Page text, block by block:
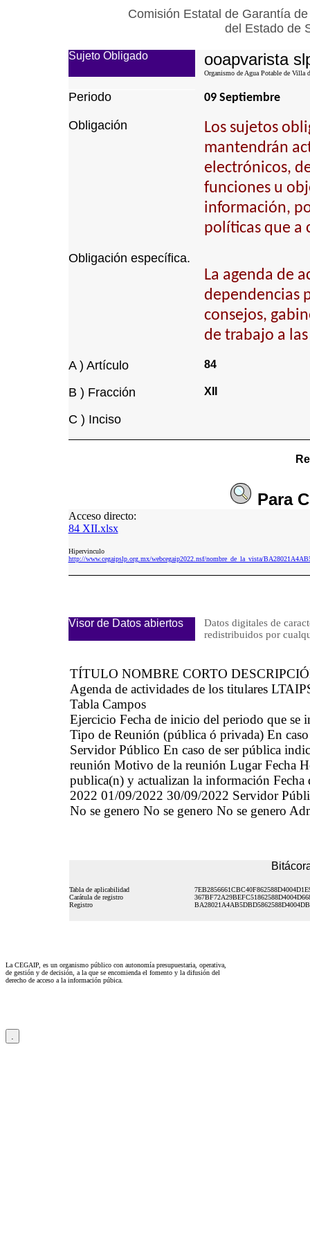
Comisión Estatal de Garantía
del Estado de
Sujeto Obligado ooapvarista
Organismo de Agua Potable de Villa
Periodo 09 Septiembre
Obligación
Los sujetos
mantendrán
electrónicos,
funciones u
información,
políticas que a
Obligación específica.
La agenda de
dependencias
consejos,
de trabajo a
A ) Artículo 84
B ) Fracción XII
C ) Inciso
Para
Acceso directo:
84 XII.xlsx
Hipervinculo
http://www.cegaipslp.org.mx/webcegaip2022.nsf/nombre_de_la_vista/
Visor de Datos abiertos
Datos digitales de
redistribuidos por
TÍTULO NOMBRE CORTO
Agenda de actividades de los titulares
Tabla Campos
Ejercicio Fecha de inicio del periodo que se
Tipo de Reunión (pública ó privada) En
Servidor Público En caso de ser pública
reunión Motivo de la reunión Lugar Fecha
publica(n) y actualizan la información
2022 01/09/2022 30/09/2022 Servidor
No se genero No se genero No se genero
Tabla de aplicabilidad
Carátula de registro
Registro
La CEGAIP, es un organismo público con autonomía presupuestaria, operativa,
de gestión y de decisión, a la que se encomienda el fomento y la difusión del
derecho de acceso a la información púbica.